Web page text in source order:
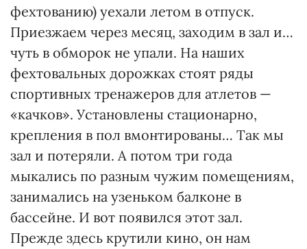
фехтованию) уехали летом в отпуск.
Приезжаем через месяц, заходим в зал и…
чуть в обморок не упали. На наших
фехтовальных дорожках стоят ряды
спортивных тренажеров для атлетов —
«качков». Установлены стационарно,
крепления в пол вмонтированы… Так мы
зал и потеряли. А потом три года
мыкались по разным чужим помещениям,
занимались на узеньком балконе в
бассейне. И вот появился этот зал.
Прежде здесь крутили кино, он нам